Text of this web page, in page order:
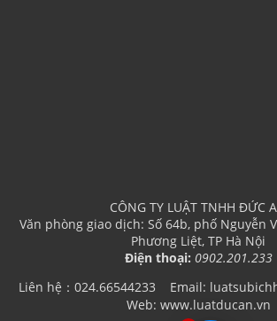
CÔNG TY LUẬT TNHH ĐỨC
Văn phòng giao dịch: Số 64b, phố Nguyễn
Phương Liệt, TP Hà Nội
Điện thoại: 0902.201.233
Liên hệ：024.66544233 Email:
Web: www.luatducan.vn